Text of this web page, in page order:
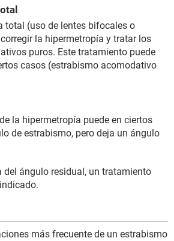
total (uso de lentes bifocales o
la hipermetropía y tratar los
puros. Este tratamiento puede
casos (estrabismo acomodativo
la hipermetropía puede en ciertos
de estrabismo, pero deja un ángulo
ángulo residual, un tratamiento
más frecuente de un estrabismo